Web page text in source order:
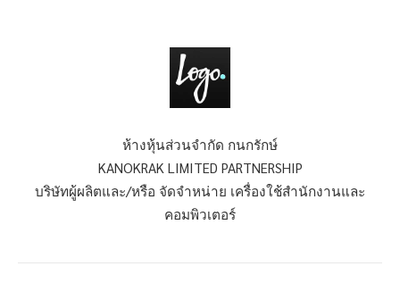
ห้างหุ้นส่วนจำกัด กนกรักษ์
KANOKRAK LIMITED PARTNERSHIP
บริษัทผู้ผลิตและ/หรือ จัดจำหน่าย เครื่องใช้สำนักงานและ
คอมพิวเตอร์